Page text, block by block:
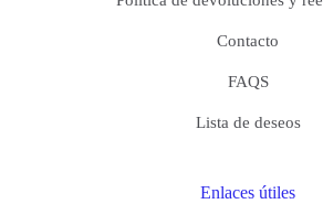
Contacto
FAQS
Lista de deseos
Enlaces útiles